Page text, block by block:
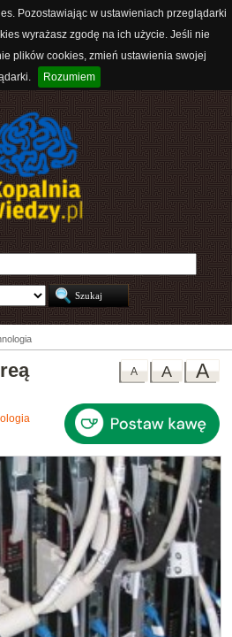
Pozostawiając w ustawieniach przeglądarki
wyrażasz zgodę na ich użycie. Jeśli nie
plików cookies, zmień ustawienia swojej
Rozumiem
A
A
A